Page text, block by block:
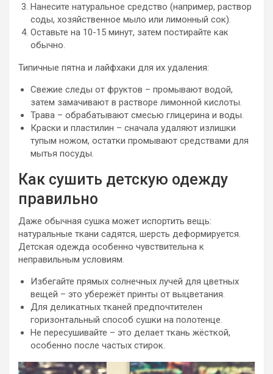
Нанесите натуральное средство (например, раствор
соды, хозяйственное мыло или лимонный сок).
Оставьте на 10-15 минут, затем постирайте как
обычно.
Типичные пятна и лайфхаки для их удаления:
Свежие следы от фруктов – промывают водой,
затем замачивают в растворе лимонной кислоты.
Трава – обрабатывают смесью глицерина и воды.
Краски и пластилин – сначала удаляют излишки
тупым ножом, остатки промывают средствами для
мытья посуды.
Как сушить детскую одежду
правильно
Даже обычная сушка может испортить вещь:
натуральные ткани садятся, шерсть деформируется.
Детская одежда особенно чувствительна к
неправильным условиям.
Избегайте прямых солнечных лучей для цветных
вещей – это убережёт принты от выцветания.
Для деликатных тканей предпочтителен
горизонтальный способ сушки на полотенце.
Не пересушивайте – это делает ткань жёсткой,
особенно после частых стирок.